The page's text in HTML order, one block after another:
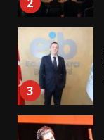
3
4